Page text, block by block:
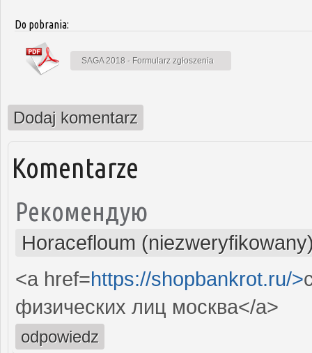
Do pobrania:
SAGA 2018 - Formularz zgłoszenia
Dodaj komentarz
Komentarze
Рекомендую
Horacefloum
<a href=https://shopbankrot.ru/>
физических лиц москва</a>
odpowiedz